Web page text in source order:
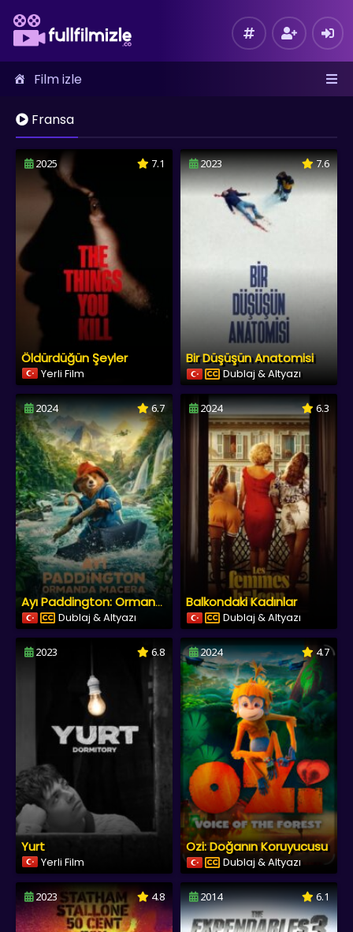
Film izle
Fransa
2025 7.1
Öldürdüğün Şeyler
Yerli Film
2023 7.6
Bir Düşüşün Anatomisi
Dublaj & Altyazı
2024 6.7
Ayı Paddington: Ormanda Macera
Dublaj & Altyazı
2024 6.3
Balkondaki Kadınlar
Dublaj & Altyazı
2023 6.8
Yurt
Yerli Film
2024 4.7
Ozi: Doğanın Koruyucusu
Dublaj & Altyazı
2023 4.8 2014 6.1